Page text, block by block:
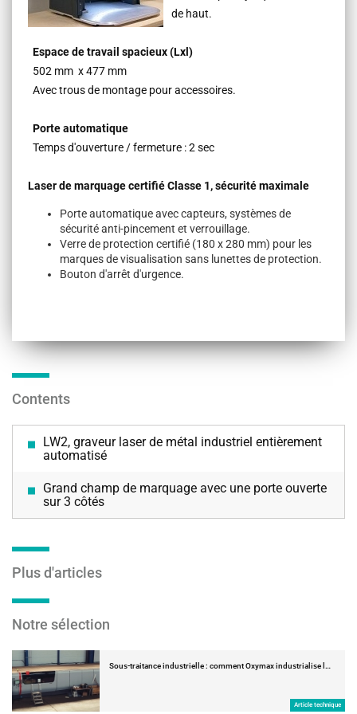
de haut.
Espace de travail spacieux (Lxl)
502 mm x 477 mm
Avec trous de montage pour accessoires.
Porte automatique
Temps d'ouverture / fermeture : 2 sec
Laser de marquage certifié Classe 1, sécurité maximale
Porte automatique avec capteurs, systèmes de
sécurité anti-pincement et verrouillage.
Verre de protection certifié (180 x 280 mm) pour les
marques de visualisation sans lunettes de protection.
Bouton d'arrêt d'urgence.
Contents
LW2, graveur laser de métal industriel entièrement
automatisé
Grand champ de marquage avec une porte ouverte
sur 3 côtés
Plus d'articles
Notre sélection
Sous-traitance industrielle : comment Oxymax industrialise l…
Article technique